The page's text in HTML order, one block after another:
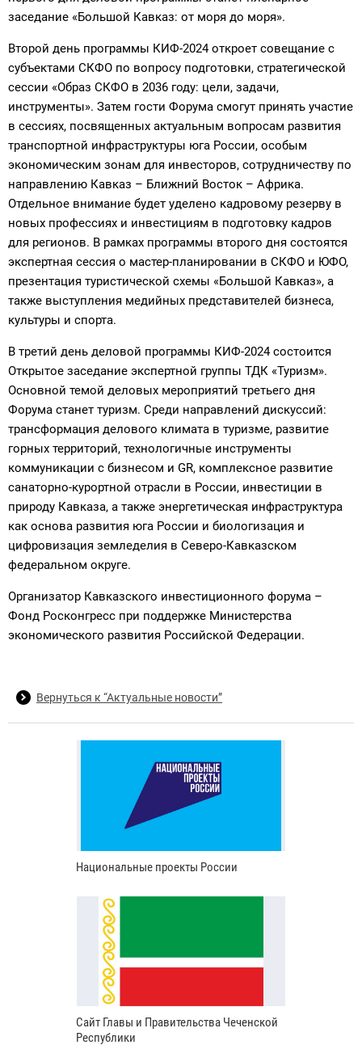
заседание «Большой Кавказ: от моря до моря».
Второй день программы КИФ-2024 откроет совещание с
субъектами СКФО по вопросу подготовки, стратегической
сессии «Образ СКФО в 2036 году: цели, задачи,
инструменты». Затем гости Форума смогут принять участие
в сессиях, посвященных актуальным вопросам развития
транспортной инфраструктуры юга России, особым
экономическим зонам для инвесторов, сотрудничеству по
направлению Кавказ – Ближний Восток – Африка.
Отдельное внимание будет уделено кадровому резерву в
новых профессиях и инвестициям в подготовку кадров
для регионов. В рамках программы второго дня состоятся
экспертная сессия о мастер-планировании в СКФО и ЮФО,
презентация туристической схемы «Большой Кавказ», а
также выступления медийных представителей бизнеса,
культуры и спорта.
В третий день деловой программы КИФ-2024 состоится
Открытое заседание экспертной группы ТДК «Туризм».
Основной темой деловых мероприятий третьего дня
Форума станет туризм. Среди направлений дискуссий:
трансформация делового климата в туризме, развитие
горных территорий, технологичные инструменты
коммуникации с бизнесом и GR, комплексное развитие
санаторно-курортной отрасли в России, инвестиции в
природу Кавказа, а также энергетическая инфраструктура
как основа развития юга России и биологизация и
цифровизация земледелия в Северо-Кавказском
федеральном округе.
Организатор Кавказского инвестиционного форума –
Фонд Росконгресс при поддержке Министерства
экономического развития Российской Федерации.
Вернуться к “Актуальные новости”
Национальные проекты России
Сайт Главы и Правительства Чеченской
Республики